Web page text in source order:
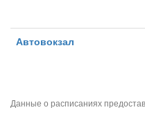
Автовокзал
Данные о расписаниях